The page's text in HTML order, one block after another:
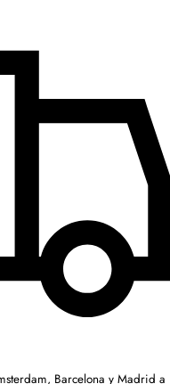
Barcelona y Madrid a